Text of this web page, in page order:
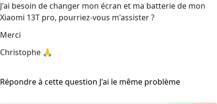
J'ai besoin de changer mon écran et ma batterie de mon
Xiaomi 13T pro, pourriez-vous m'assister ?
Merci
Christophe 🙏
Répondre à cette question J'ai le même problème